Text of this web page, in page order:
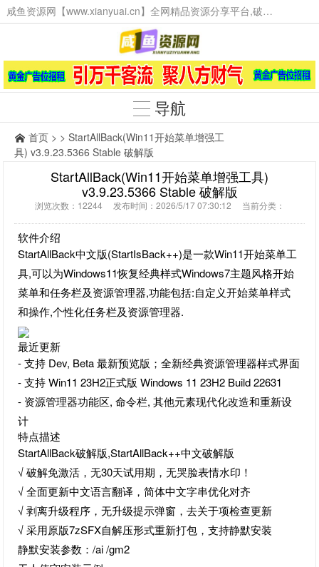
咸鱼资源网【www.xianyuai.cn】全网精品资源分享平台,破解软件,技术源码,火爆项目,工具辅助,这里无所不有。
导航
首页 > > StartAllBack(Win11开始菜单增强工
具) v3.9.23.5366 Stable 破解版
StartAllBack(Win11开始菜单增强工具)
v3.9.23.5366 Stable 破解版
浏览次数：12244 发布时间：2026/5/17 07:30:12 当前分类：
软件介绍
StartAllBack中文版(StartIsBack++)是一款Win11开始菜单工
具,可以为Windows11恢复经典样式Windows7主题风格开始
菜单和任务栏及资源管理器,功能包括:自定义开始菜单样式
和操作,个性化任务栏及资源管理器.
最近更新
- 支持 Dev, Beta 最新预览版；全新经典资源管理器样式界面
- 支持 Win11 23H2正式版 Windows 11 23H2 Build 22631
- 资源管理器功能区, 命令栏, 其他元素现代化改造和重新设
计
特点描述
StartAllBack破解版,StartAllBack++中文破解版
√ 破解免激活，无30天试用期，无哭脸表情水印！
√ 全面更新中文语言翻译，简体中文字串优化对齐
√ 剥离升级程序，无升级提示弹窗，去关于项检查更新
√ 采用原版7zSFX自解压形式重新打包，支持静默安装
静默安装参数：/ai /gm2